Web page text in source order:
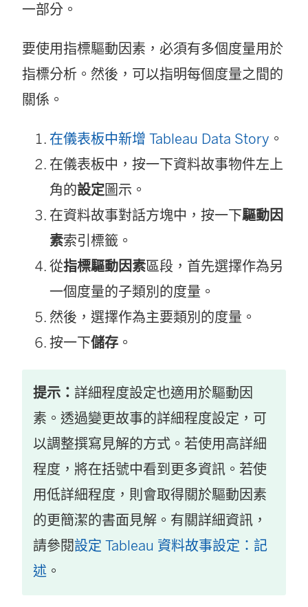
一部分。
要使用指標驅動因素，必須有多個度量用於
指標分析。然後，可以指明每個度量之間的
關係。
在儀表板中新增 Tableau Data Story 。
在儀表板中，按一下資料故事物件左上
角的設定圖示。
在資料故事對話方塊中，按一下驅動因
素索引標籤。
從指標驅動因素區段，首先選擇作為另
一個度量的子類別的度量。
然後，選擇作為主要類別的度量。
按一下儲存 。
提示： 詳細程度設定也適用於驅動因
素。透過變更故事的詳細程度設定，可
以調整撰寫見解的方式。若使用高詳細
程度，將在括號中看到更多資訊。若使
用低詳細程度，則會取得關於驅動因素
的更簡潔的書面見解。有關詳細資訊，
請參閱設定 Tableau 資料故事設定：記
述 。